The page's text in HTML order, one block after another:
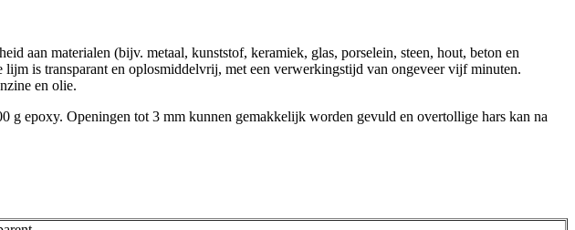
aan materialen (bijv. metaal, kunststof, keramiek, glas, porselein, steen, hout, beton en
is transparant en oplosmiddelvrij, met een verwerkingstijd van ongeveer vijf minuten.
en olie.
g epoxy. Openingen tot 3 mm kunnen gemakkelijk worden gevuld en overtollige hars kan na